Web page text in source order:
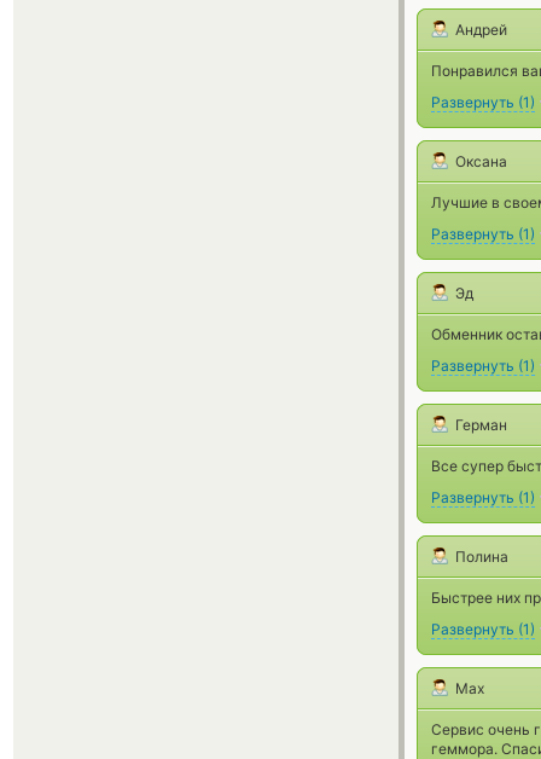
Андрей
Понравился
Развернуть (1)
Оксана
Лучшие в
Развернуть (1)
Эд
Обменник
Развернуть (1)
Герман
Все супер
Развернуть (1)
Полина
Быстрее них
Развернуть (1)
Max
Сервис очень
геммора.